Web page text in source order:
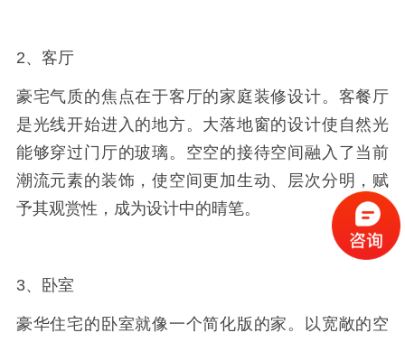
2、客厅
豪宅气质的焦点在于客厅的家庭装修设计。客餐厅
是光线开始进入的地方。大落地窗的设计使自然光
能够穿过门厅的玻璃。空空的接待空间融入了当前
潮流元素的装饰，使空间更加生动、层次分明，赋
予其观赏性，成为设计中的晴笔。
3、卧室
豪华住宅的卧室就像一个简化版的家。以宽敞的空